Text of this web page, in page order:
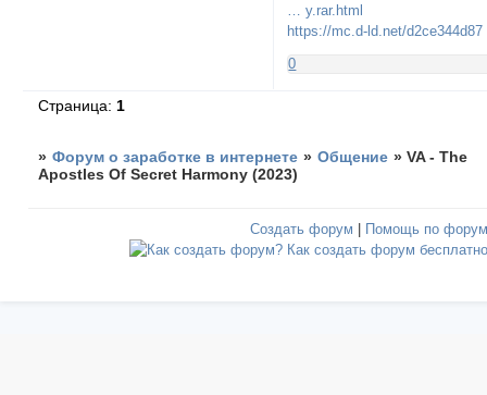
… y.rar.html
https://mc.d-ld.net/d2ce344d87
0
Страница:1
» Форум о заработке в интернете » Общение »VA - The
Apostles Of Secret Harmony (2023)
Создать форум Помощь по